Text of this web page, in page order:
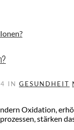
IN GESUNDHEIT
Oxidation,
stärken